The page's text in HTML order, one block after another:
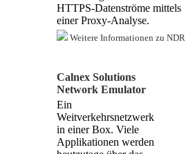
HTTPS-Datenströme mittels
einer Proxy-Analyse.
Weitere Informationen zu NDR
Calnex Solutions
Network Emulator
Ein
Weitverkehrsnetzwerk
in einer Box. Viele
Applikationen werden